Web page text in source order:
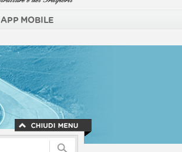
APP MOBILE